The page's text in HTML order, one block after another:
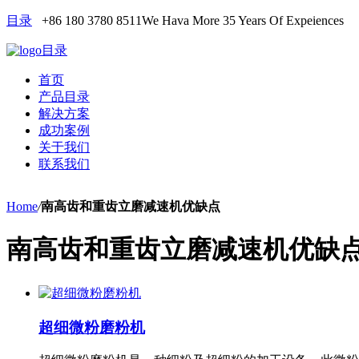
目录 +86 180 3780 8511We Hava More 35 Years Of Expeiences
目录
首页
产品目录
解决方案
成功案例
关于我们
联系我们
Home/南高齿和重齿立磨减速机优缺点
南高齿和重齿立磨减速机优缺
超细微粉磨粉机